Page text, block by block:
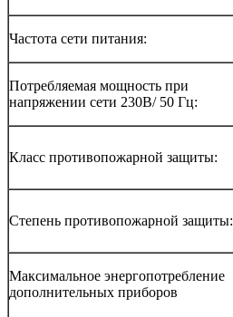
Частота сети питания:
Потребляемая мощность при
напряжении сети 230В/ 50 Гц:
Класс противопожарной защиты:
Степень противопожарной защиты:
Максимальное энергопотребление
дополнительных приборов